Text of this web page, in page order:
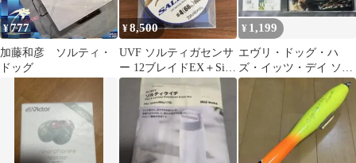
¥777
加藤和彦 ソルティ・
ドッグ
¥8,500
UVF ソルティガセンサ
ー 12ブレイドEX＋Si 4
号300m巻
¥ 1,199
エヴリ・ドッグ・ハ
ズ・イッツ・デイ ソル
ティ・ドッグ 日本語解